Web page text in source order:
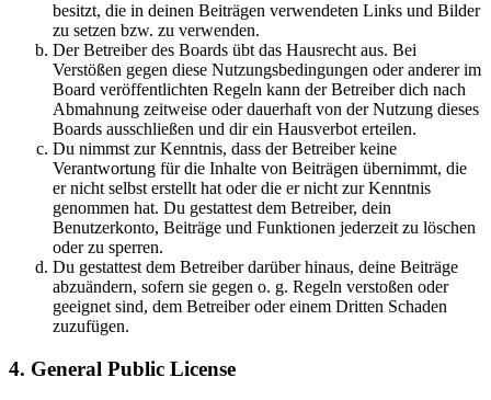
besitzt, die in deinen Beiträgen verwendeten Links und Bilder
zu setzen bzw. zu verwenden.
Der Betreiber des Boards übt das Hausrecht aus. Bei
Verstößen gegen diese Nutzungsbedingungen oder anderer im
Board veröffentlichten Regeln kann der Betreiber dich nach
Abmahnung zeitweise oder dauerhaft von der Nutzung dieses
Boards ausschließen und dir ein Hausverbot erteilen.
Du nimmst zur Kenntnis, dass der Betreiber keine
Verantwortung für die Inhalte von Beiträgen übernimmt, die
er nicht selbst erstellt hat oder die er nicht zur Kenntnis
genommen hat. Du gestattest dem Betreiber, dein
Benutzerkonto, Beiträge und Funktionen jederzeit zu löschen
oder zu sperren.
Du gestattest dem Betreiber darüber hinaus, deine Beiträge
abzuändern, sofern sie gegen o. g. Regeln verstoßen oder
geeignet sind, dem Betreiber oder einem Dritten Schaden
zuzufügen.
4. General Public License